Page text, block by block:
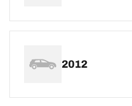
2012